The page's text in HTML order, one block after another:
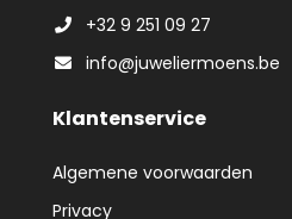
+32 9 251 09 27
info@juweliermoens.be
Klantenservice
Algemene voorwaarden
Privacy